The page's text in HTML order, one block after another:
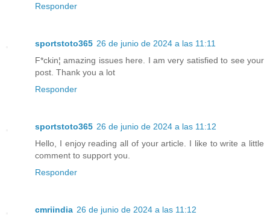
Responder
sportstoto365 26 de junio de 2024 a las 11:11
F*ckin¦ amazing issues here. I am very satisfied to see your
post. Thank you a lot
Responder
sportstoto365 26 de junio de 2024 a las 11:12
Hello, I enjoy reading all of your article. I like to write a little
comment to support you.
Responder
cmriindia 26 de junio de 2024 a las 11:12